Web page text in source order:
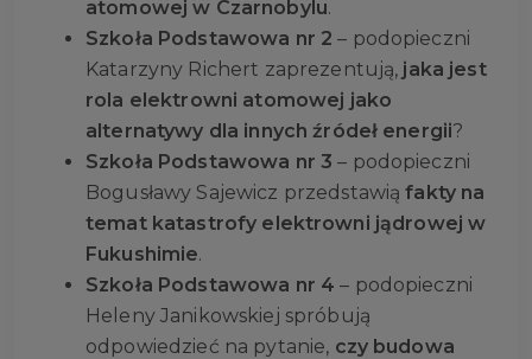
atomowej w Czarnobylu.
Szkoła Podstawowa nr 2 – podopieczni
Katarzyny Richert zaprezentują, jaka jest
rola elektrowni atomowej jako
alternatywy dla innych źródeł energii?
Szkoła Podstawowa nr 3 – podopieczni
Bogusławy Sajewicz przedstawią fakty na
temat katastrofy elektrowni jądrowej w
Fukushimie.
Szkoła Podstawowa nr 4 – podopieczni
Heleny Janikowskiej spróbują
odpowiedzieć na pytanie, czy budowa